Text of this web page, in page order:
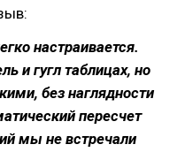
настраивается.
и гугл таблицах, но
без наглядности
пересчет
мы не встречали